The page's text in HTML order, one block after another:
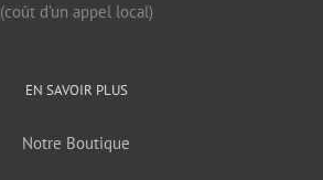
(coût d’un appel local)
EN SAVOIR PLUS
Notre Boutique